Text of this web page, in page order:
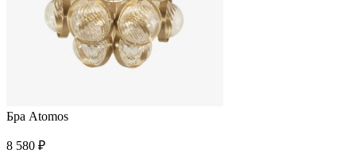
Бра Atomos
8 580 ₽